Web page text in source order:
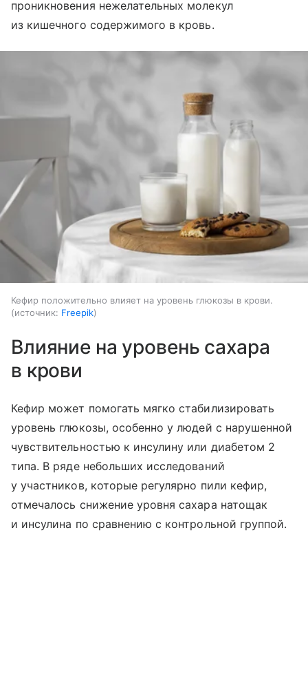
проникновения нежелательных молекул
из кишечного содержимого в кровь.
Кефир положительно влияет на уровень глюкозы в крови.
источник: Freepik
Влияние на уровень сахара
в крови
Кефир может помогать мягко стабилизировать
уровень глюкозы, особенно у людей с нарушенной
чувствительностью к инсулину или диабетом 2
типа. В ряде небольших исследований
у участников, которые регулярно пили кефир,
отмечалось снижение уровня сахара натощак
и инсулина по сравнению с контрольной группой.